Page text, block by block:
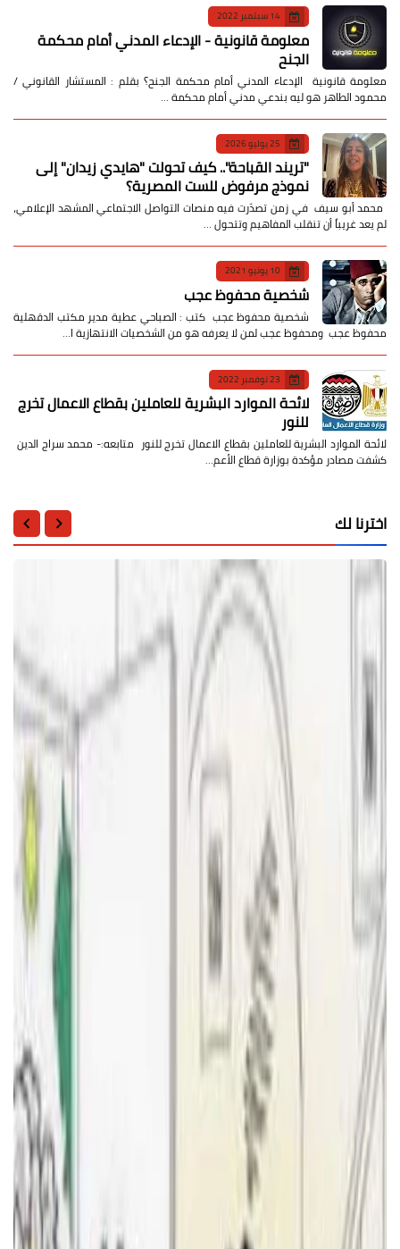
14 سبتمبر 2022
معلومة قانونية - الإدعاء المدني أمام محكمة
الجنح
معلومة قانونية الإدعاء المدني أمام محكمة الجنح؟ بقلم : المستشار القانوني /
محمود الطاهر هو ليه بندعي مدني أمام محكمة …
25 يوليو 2026
​"تريند القباحة".. كيف تحولت "هايدي زيدان" إلى
نموذج مرفوض للست المصرية؟
​ محمد أبو سيف ​في زمن تصدّرت فيه منصات التواصل الاجتماعي المشهد الإعلامي،
لم يعد غريباً أن تنقلب المفاهيم وتتحول …
10 يونيو 2021
شخصية محفوظ عجب
شخصية محفوظ عجب كتب : الصباحي عطية مدير مكتب الدقهلية
محفوظ عجب ومحفوظ عجب لمن لا يعرفه هو من الشخصيات الانتهازية ا…
23 نوفمبر 2022
لائحة الموارد البشرية للعاملين بقطاع الاعمال تخرج
للنور
لائحة الموارد البشرية للعاملين بقطاع الاعمال تخرج للنور متابعه:- محمد سراج الدين
كشفت مصادر مؤكدة بوزارة قطاع الأعم…
اخترنا لك